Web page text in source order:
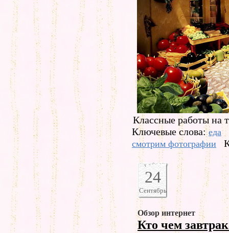
Классные работы на
Ключевые слова:еда
смотрим фотографии
24
Сентябрь
Обзор интернет
Кто чем